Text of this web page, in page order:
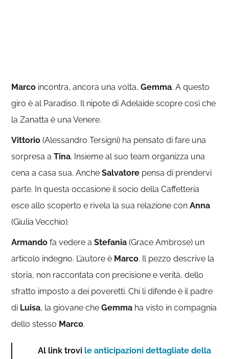
Marco incontra, ancora una volta,Gemma. A questo
giro è al Paradiso. Il nipote di Adelaide scopre così che
la Zanatta è una Venere.
Vittorio (Alessandro Tersigni) ha pensato di fare una
sorpresa aTina. Insieme al suo team organizza una
cena a casa sua. AncheSalvatore pensa di prendervi
parte. In questa occasione il socio della Caffetteria
esce allo scoperto e rivela la sua relazione conAnna
(Giulia Vecchio).
Armando fa vedere aStefania (Grace Ambrose) un
articolo indegno. L’autore è Marco. Il pezzo descrive la
storia, non raccontata con precisione e verità, dello
sfratto imposto a dei poveretti. Chi li difende è il padre
di Luisa, la giovane cheGemma ha visto in compagnia
dello stesso Marco.
Al link trovi le anticipazioni dettagliate della